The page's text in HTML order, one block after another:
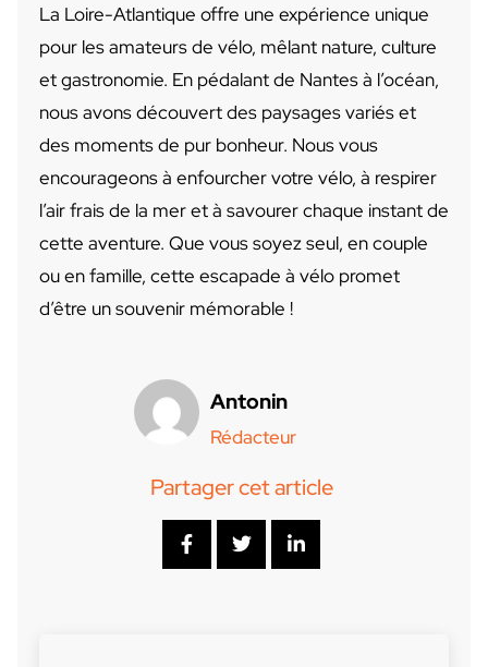
La Loire-Atlantique offre une expérience unique
pour les amateurs de vélo, mêlant nature, culture
et gastronomie. En pédalant de Nantes à l’océan,
nous avons découvert des paysages variés et
des moments de pur bonheur. Nous vous
encourageons à enfourcher votre vélo, à respirer
l’air frais de la mer et à savourer chaque instant de
cette aventure. Que vous soyez seul, en couple
ou en famille, cette escapade à vélo promet
d’être un souvenir mémorable !
Antonin
Rédacteur
Partager cet article